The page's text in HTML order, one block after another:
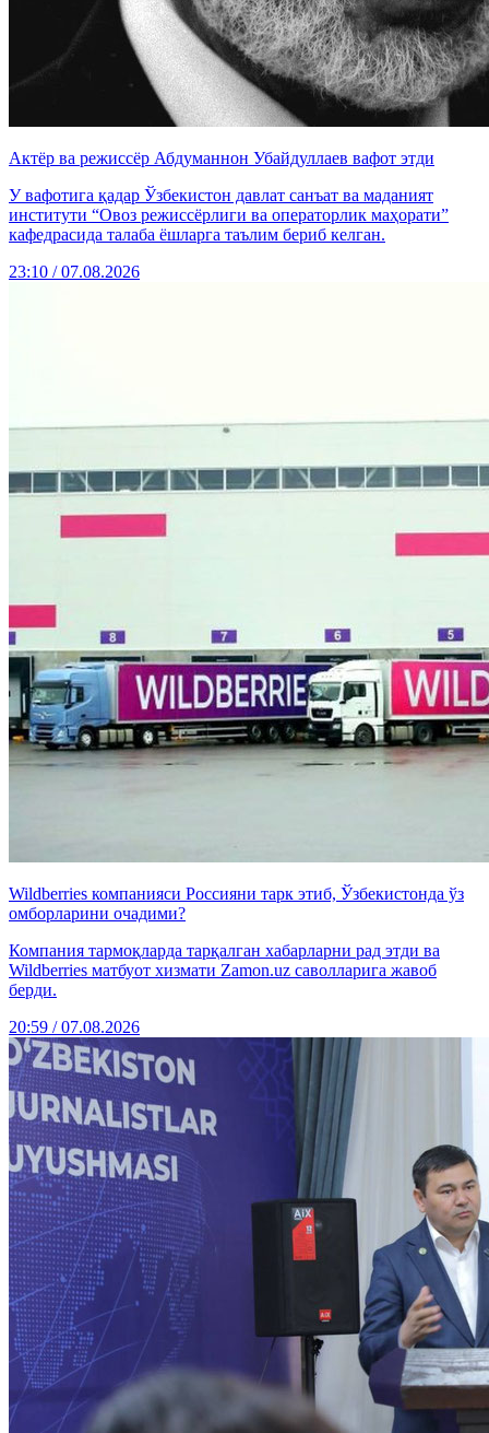
Актёр ва режиссёр Абдуманнон Убайдуллаев вафот этди
У вафотига қадар Ўзбекистон давлат санъат ва маданият
институти “Овоз режиссёрлиги ва операторлик маҳорати”
кафедрасида талаба ёшларга таълим бериб келган.
23:10 / 07.08.2026
Wildberries компанияси Россияни тарк этиб, Ўзбекистонда ўз
омборларини очадими?
Компания тармоқларда тарқалган хабарларни рад этди ва
Wildberries матбуот хизмати Zamon.uz саволларига жавоб
берди.
20:59 / 07.08.2026